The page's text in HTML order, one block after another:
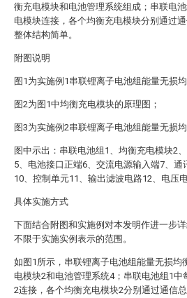
衡充电模块和电池管理系统组成；串联电
电模块连接，各个均衡充电模块分别通过
整体结构简单。
附图说明
图1为实施例1串联锂离子电池组能量无损
图2为图1中均衡充电模块的原理图；
图3为实施例2串联锂离子电池组能量无损
图中示出：串联电池组1、均衡充电模块2
5、电池接口正端6、交流电源输入端7、
10、控制单元11、输出滤波电路12、电压
具体实施方式
下面结合附图和实施例对本发明作进一步
不限于实施实例表示的范围。
如图1所示，串联锂离子电池组能量无损
电模块2和电池管理系统4；串联电池组1
2连接，各个均衡充电模块2分别通过通信